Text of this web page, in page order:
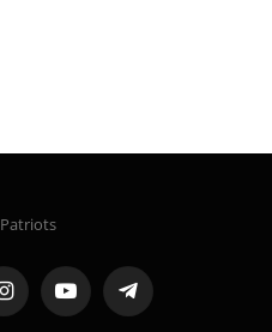
InstagramYouTubeTelegram